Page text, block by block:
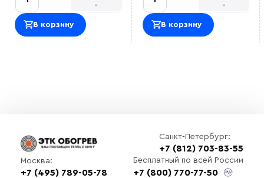
-
В корзину
-
В корзину
Санкт-Петербург:
+7 (812) 703-83-55
Москва:
+7 (495) 789-05-78
Бесплатный по всей России
+7 (800) 770-77-50